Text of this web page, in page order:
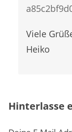
Viele
Heiko
Hinterlasse